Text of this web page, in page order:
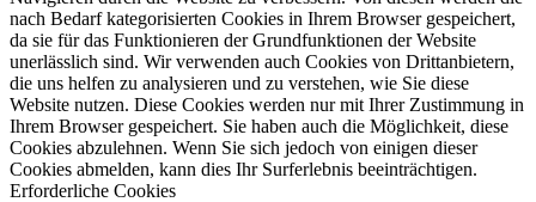
nach Bedarf kategorisierten Cookies in Ihrem Browser gespeichert,
da sie für das Funktionieren der Grundfunktionen der Website
unerlässlich sind. Wir verwenden auch Cookies von Drittanbietern,
die uns helfen zu analysieren und zu verstehen, wie Sie diese
Website nutzen. Diese Cookies werden nur mit Ihrer Zustimmung in
Ihrem Browser gespeichert. Sie haben auch die Möglichkeit, diese
Cookies abzulehnen. Wenn Sie sich jedoch von einigen dieser
Cookies abmelden, kann dies Ihr Surferlebnis beeinträchtigen.
Erforderliche Cookies